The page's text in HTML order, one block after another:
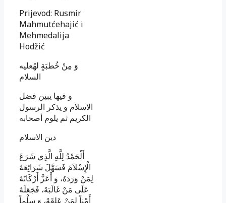
Prijevod: Rusmir
Mahmutćehajić i
Mehmedalija
Hodžić
وَ مِنْ خُطبَةٍ لهُ‏عليه
السلام
و فيها يبين فضل
الاسلام و يذكر الرسول
الكريم ثم يلوم أصحابه
دين الاسلام
أَلْحَمْدُ لِلَّهِ الَّذِي شَرَعَ
الْإِسْلاَمَ فَسَهَّلَ شَرَائِعَهُ
لِمَنْ وَرَدَهُ، وَ أَعَزَّ أَرْكَانَهُ
عَلَى مَنْ غَالَبَهُ، فَجَعَلَهُ
أَمْناً لِمَنْ عَلِقَهُ، وَ سِلْماً